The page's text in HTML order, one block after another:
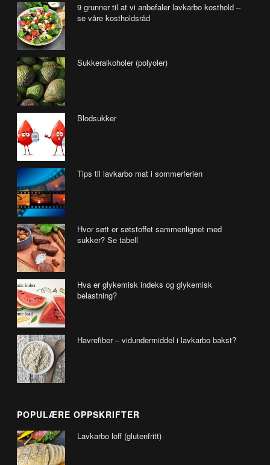
9 grunner til at vi anbefaler lavkarbo kosthold –
se våre kostholdsråd
Sukkeralkoholer (polyoler)
Blodsukker
Tips til lavkarbo mat i sommerferien
Hvor søtt er søtstoffet sammenlignet med
sukker? Se tabell
Hva er glykemisk indeks og glykemisk
belastning?
Havrefiber – vidundermiddel i lavkarbo bakst?
POPULÆRE OPPSKRIFTER
Lavkarbo loff (glutenfritt)